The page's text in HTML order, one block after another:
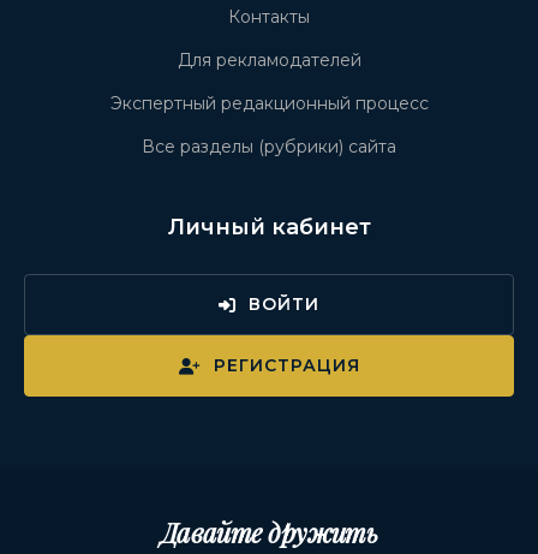
Контакты
Для рекламодателей
Экспертный редакционный процесс
Все разделы (рубрики) сайта
Личный кабинет
ВОЙТИ
РЕГИСТРАЦИЯ
Давайте дружить